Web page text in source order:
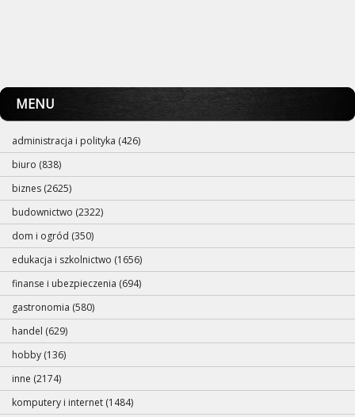
MENU
administracja i polityka (426)
biuro (838)
biznes (2625)
budownictwo (2322)
dom i ogród (350)
edukacja i szkolnictwo (1656)
finanse i ubezpieczenia (694)
gastronomia (580)
handel (629)
hobby (136)
inne (2174)
komputery i internet (1484)